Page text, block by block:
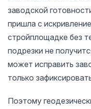
заводской
пришла с
стройплощадке без
подрезки не
может исправить
только
Поэтому